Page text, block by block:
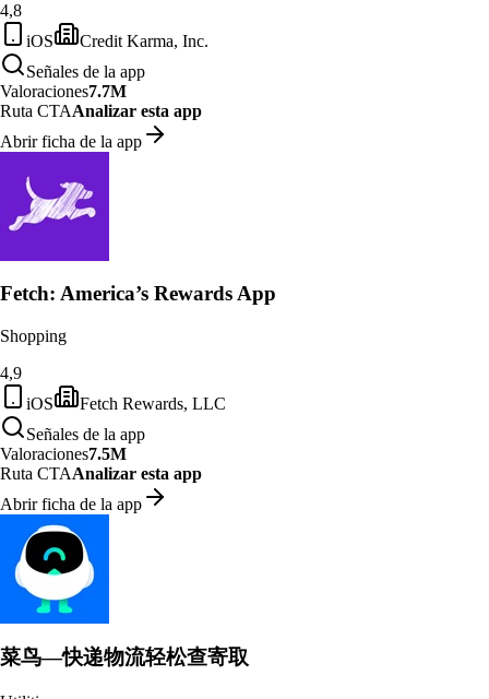
4,8
iOS
Credit Karma, Inc.
Señales de la app
Valoraciones7.7M
Ruta CTAAnalizar esta app
Abrir ficha de la app
Fetch: America’s Rewards App
Shopping
4,9
iOS
Fetch Rewards, LLC
Señales de la app
Valoraciones7.5M
Ruta CTAAnalizar esta app
Abrir ficha de la app
菜鸟—快递物流轻松查寄取